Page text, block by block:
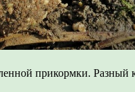
прикормки. Разный